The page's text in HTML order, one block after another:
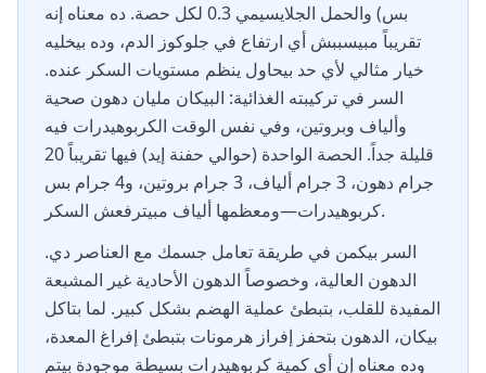
بس) والحمل الجلايسيمي 0.3 لكل حصة. ده معناه إنه
تقريباً مبيسببش أي ارتفاع في جلوكوز الدم، وده بيخليه
خيار مثالي لأي حد بيحاول ينظم مستويات السكر عنده.
السر في تركيبته الغذائية: البيكان مليان دهون صحية
وألياف وبروتين، وفي نفس الوقت الكربوهيدرات فيه
قليلة جداً. الحصة الواحدة (حوالي حفنة إيد) فيها تقريباً 20
جرام دهون، 3 جرام ألياف، 3 جرام بروتين، و4 جرام بس
كربوهيدرات—ومعظمها ألياف مبيترفعش السكر.
السر بيكمن في طريقة تعامل جسمك مع العناصر دي.
الدهون العالية، وخصوصاً الدهون الأحادية غير المشبعة
المفيدة للقلب، بتبطئ عملية الهضم بشكل كبير. لما بتاكل
بيكان، الدهون بتحفز إفراز هرمونات بتبطئ إفراغ المعدة،
وده معناه إن أي كمية كربوهيدرات بسيطة موجودة بيتم